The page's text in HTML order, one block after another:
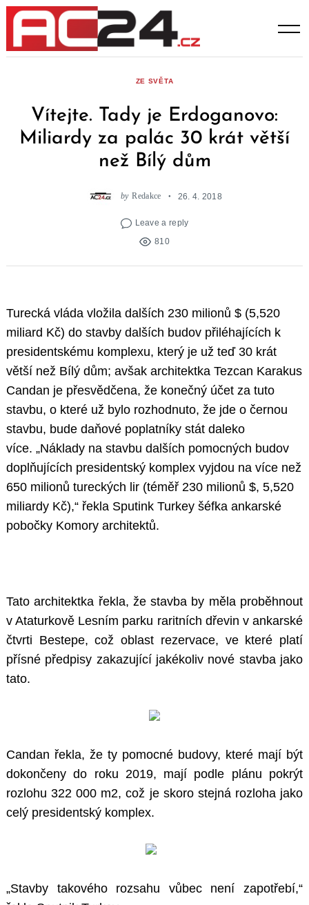
Skip
content
ZE SVĚTA
Vítejte. Tady je Erdoganovo:
Miliardy za palác 30 krát větší
než Bílý dům
by Redakce 26. 4. 2018
Leave a reply
810
Turecká vláda vložila dalších 230 milionů $ (5,520
miliard Kč) do stavby dalších budov přiléhajících k
presidentskému komplexu, který je už teď 30 krát
větší než Bílý dům; avšak architektka Tezcan Karakus
Candan je přesvědčena, že konečný účet za tuto
stavbu, o které už bylo rozhodnuto, že jde o černou
stavbu, bude daňové poplatníky stát daleko
více. „Náklady na stavbu dalších pomocných budov
doplňujících presidentský komplex vyjdou na více než
650 milionů tureckých lir (téměř 230 milionů $, 5,520
miliardy Kč),“ řekla Sputink Turkey šéfka ankarské
pobočky Komory architektů.
Tato architektka řekla, že stavba by měla proběhnout
v Ataturkově Lesním parku raritních dřevin v ankarské
čtvrti Bestepe, což oblast rezervace, ve které platí
přísné předpisy zakazující jakékoliv nové stavba jako
tato.
Candan řekla, že ty pomocné budovy, které mají být
dokončeny do roku 2019, mají podle plánu pokrýt
rozlohu 322 000 m2, což je skoro stejná rozloha jako
celý presidentský komplex.
„Stavby takového rozsahu vůbec není zapotřebí,“